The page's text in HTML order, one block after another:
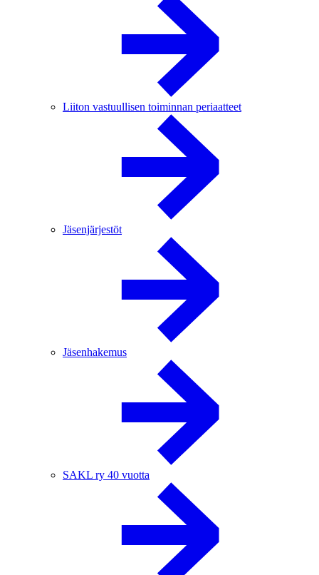
Liiton vastuullisen toiminnan periaatteet
Jäsenjärjestöt
Jäsenhakemus
SAKL ry 40 vuotta